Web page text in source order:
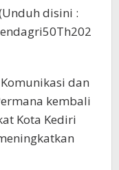
disini :
dan
kembali
Kota Kediri